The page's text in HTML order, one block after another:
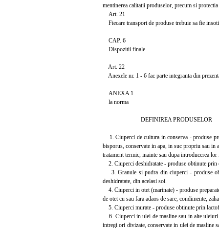
mentinerea calitatii produselor, precum si
Art. 21
Fiecare transport de produse trebuie sa fie
CAP. 6
Dispozitii finale
Art. 22
Anexele nr. 1 - 6 fac parte integranta din
ANEXA 1
la norma
DEFINIREA PRODUSELOR
1. Ciuperci de cultura in conserva - produse
bisporus, conservate in apa, in suc propriu sau in
tratament termic, inainte sau dupa introducerea
2. Ciuperci deshidratate - produse obtinute
3. Granule si pudra din ciuperci - produse
deshidratate, din acelasi soi.
4. Ciuperci in otet (marinate) - produse
de otet cu sau fara adaos de sare, condimente,
5. Ciuperci murate - produse obtinute prin
6. Ciuperci in ulei de masline sau in alte uleiuri
intregi ori divizate, conservate in ulei de masline